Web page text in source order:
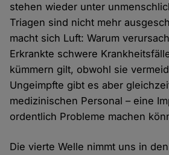
stehen wieder unter
Triagen sind nicht mehr
macht sich Luft: Warum
Erkrankte schwere
kümmern gilt, obwohl sie
Ungeimpfte gibt es aber
medizinischen Personal – eine
ordentlich Probleme machen
Die vierte Welle nimmt uns in